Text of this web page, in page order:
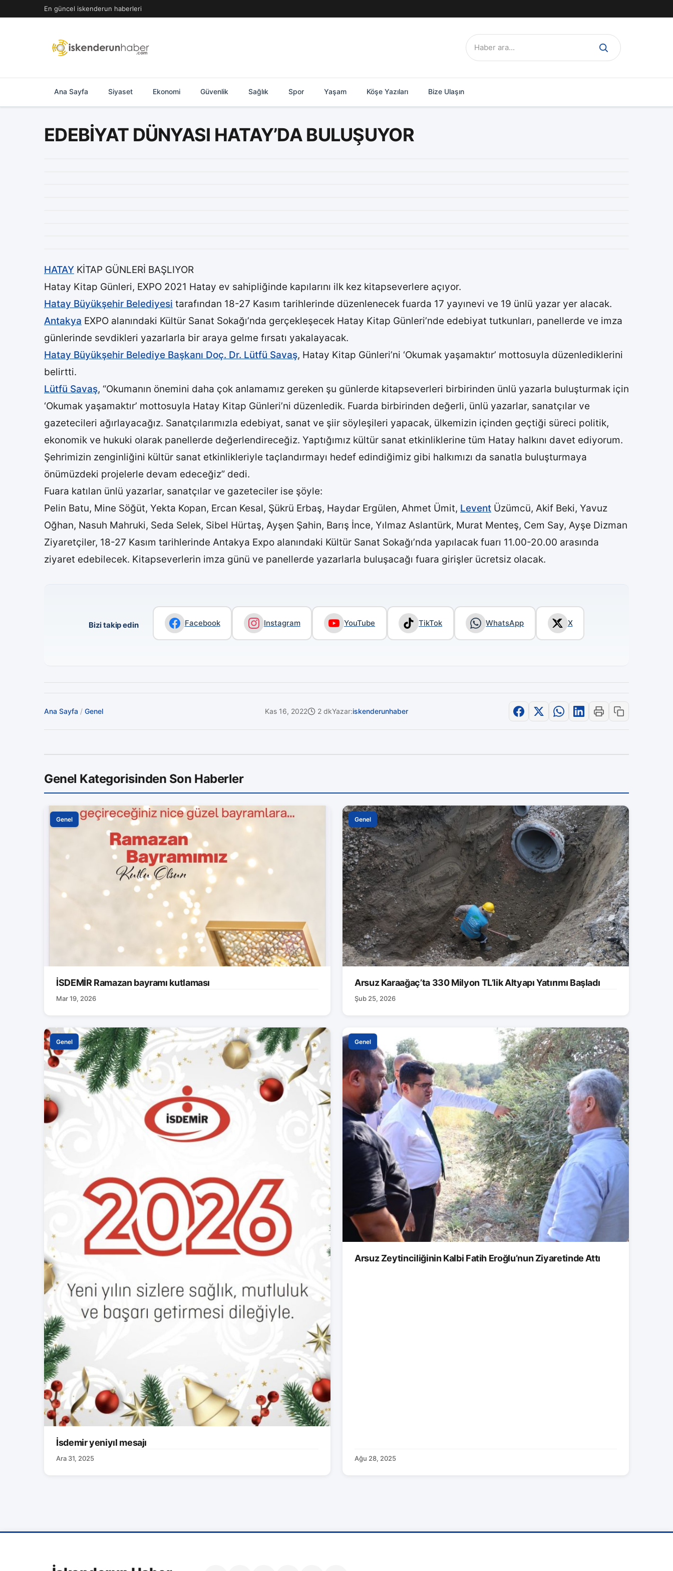
geç
En güncel iskenderun haberleri
Ara:
Ana Sayfa Siyaset Ekonomi Güvenlik Sağlık Spor Yaşam Köşe Yazıları Bize Ulaşın
EDEBİYAT DÜNYASI HATAY’DA BULUŞUYOR
HATAY KİTAP GÜNLERİ BAŞLIYOR
Hatay Kitap Günleri, EXPO 2021 Hatay ev sahipliğinde kapılarını ilk kez kitapseverlere açıyor.
Hatay Büyükşehir Belediyesi tarafından 18-27 Kasım tarihlerinde düzenlenecek fuarda 17 yayınevi ve 19 ünlü yazar yer alacak.
Antakya EXPO alanındaki Kültür Sanat Sokağı’nda gerçekleşecek Hatay Kitap Günleri’nde edebiyat tutkunları, panellerde ve imza
günlerinde sevdikleri yazarlarla bir araya gelme fırsatı yakalayacak.
Hatay Büyükşehir Belediye Başkanı Doç. Dr. Lütfü Savaş, Hatay Kitap Günleri’ni ‘Okumak yaşamaktır’ mottosuyla düzenlediklerini
belirtti.
Lütfü Savaş, “Okumanın önemini daha çok anlamamız gereken şu günlerde kitapseverleri birbirinden ünlü yazarla buluşturmak için
‘Okumak yaşamaktır’ mottosuyla Hatay Kitap Günleri’ni düzenledik. Fuarda birbirinden değerli, ünlü yazarlar, sanatçılar ve
gazetecileri ağırlayacağız. Sanatçılarımızla edebiyat, sanat ve şiir söyleşileri yapacak, ülkemizin içinden geçtiği süreci politik,
ekonomik ve hukuki olarak panellerde değerlendireceğiz. Yaptığımız kültür sanat etkinliklerine tüm Hatay halkını davet ediyorum.
Şehrimizin zenginliğini kültür sanat etkinlikleriyle taçlandırmayı hedef edindiğimiz gibi halkımızı da sanatla buluşturmaya
önümüzdeki projelerle devam edeceğiz” dedi.
Fuara katılan ünlü yazarlar, sanatçılar ve gazeteciler ise şöyle:
Pelin Batu, Mine Söğüt, Yekta Kopan, Ercan Kesal, Şükrü Erbaş, Haydar Ergülen, Ahmet Ümit, Levent Üzümcü, Akif Beki, Yavuz
Oğhan, Nasuh Mahruki, Seda Selek, Sibel Hürtaş, Ayşen Şahin, Barış İnce, Yılmaz Aslantürk, Murat Menteş, Cem Say, Ayşe Dizman
Ziyaretçiler, 18-27 Kasım tarihlerinde Antakya Expo alanındaki Kültür Sanat Sokağı’nda yapılacak fuarı 11.00-20.00 arasında
ziyaret edebilecek. Kitapseverlerin imza günü ve panellerde yazarlarla buluşacağı fuara girişler ücretsiz olacak.
Bizi takip edin Facebook Instagram YouTube TikTok WhatsApp X
Ana Sayfa / Genel Kas 16, 2022 2 dkYazar:iskenderunhaber
Genel Kategorisinden Son Haberler
Genel
İSDEMİR Ramazan bayramı kutlaması
Mar 19, 2026
Genel
Arsuz Karaağaç’ta 330 Milyon TL’lik Altyapı Yatırımı Başladı
Şub 25, 2026
Genel
İsdemir yeniyıl mesajı
Ara 31, 2025
Genel
Arsuz Zeytinciliğinin Kalbi Fatih Eroğlu’nun Ziyaretinde Attı
Ağu 28, 2025